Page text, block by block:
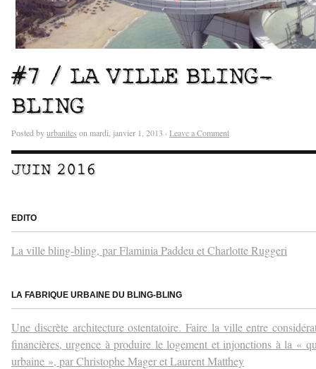
#7 / LA VILLE BLING-
BLING
Posted byurbanites on mardi, janvier 1, 2013 · Leave a Comment
JUIN 2016
EDITO
La ville bling-bling, par Flaminia Paddeu et Charlotte Ruggeri
LA FABRIQUE URBAINE DU BLING-BLING
Une discrète architecture ostentatoire. Faire la ville entre
financières, urgence à produire le logement et injonctions à la «
urbaine », par Christophe Mager et Laurent Matthey